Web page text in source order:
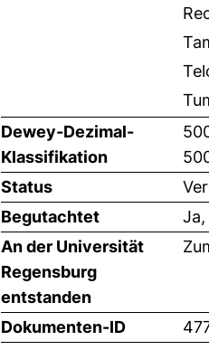
Dewey-Dezimal-
Klassifikation
Status
Begutachtet
An der Universität
Regensburg
entstanden
Dokumenten-ID